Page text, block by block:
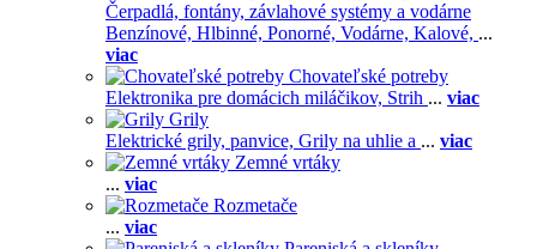
Čerpadlá, fontány, závlahové systémy a vodárne
Benzínové, Hlbinné, Ponorné, Vodárne, Kalové, ...
viac
Chovateľské potreby
Elektronika pre domácich miláčikov, Strih ... viac
Grily
Elektrické grily, panvice, Grily na uhlie a ... viac
Zemné vrtáky
... viac
Rozmetače
... viac